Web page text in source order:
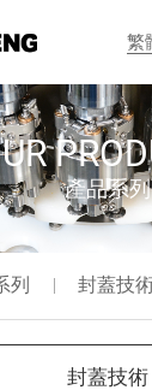
繁
產品系列
列 封蓋技
封蓋技術